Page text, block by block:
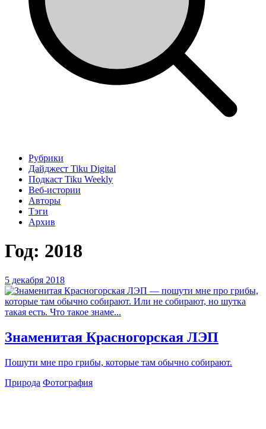
Рубрики
Дайджест Tiku Digital
Подкаст Tiku Weekly
Веб-истории
Авторы
Тэги
Архив
Год: 2018
5 декабря 2018
Знаменитая Красногорская ЛЭП
Пошути мне про грибы, которые там обычно собирают.
Природа Фотография